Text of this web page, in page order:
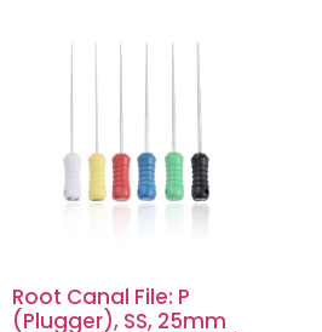
Root Canal File: P
(Plugger), SS, 25mm